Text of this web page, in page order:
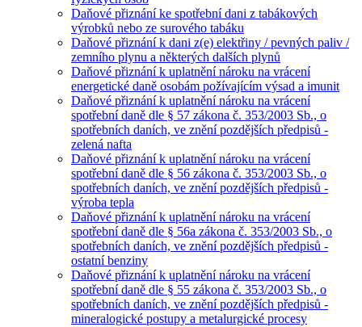
Daňové přiznání ke spotřební dani z tabákových
výrobků nebo ze surového tabáku
Daňové přiznání k dani z(e) elektřiny / pevných paliv /
zemního plynu a některých dalších plynů
Daňové přiznání k uplatnění nároku na vrácení
energetické daně osobám požívajícím výsad a imunit
Daňové přiznání k uplatnění nároku na vrácení
spotřební daně dle § 57 zákona č. 353/2003 Sb., o
spotřebních daních, ve znění pozdějších předpisů -
zelená nafta
Daňové přiznání k uplatnění nároku na vrácení
spotřební daně dle § 56 zákona č. 353/2003 Sb., o
spotřebních daních, ve znění pozdějších předpisů -
výroba tepla
Daňové přiznání k uplatnění nároku na vrácení
spotřební daně dle § 56a zákona č. 353/2003 Sb., o
spotřebních daních, ve znění pozdějších předpisů -
ostatní benziny
Daňové přiznání k uplatnění nároku na vrácení
spotřební daně dle § 55 zákona č. 353/2003 Sb., o
spotřebních daních, ve znění pozdějších předpisů -
mineralogické postupy a metalurgické procesy